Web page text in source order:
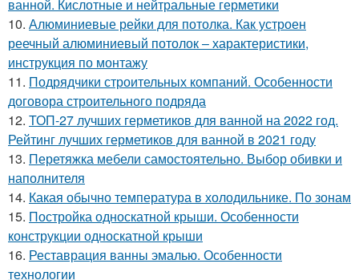
ванной. Кислотные и нейтральные герметики
10. Алюминиевые рейки для потолка. Как устроен
реечный алюминиевый потолок – характеристики,
инструкция по монтажу
11. Подрядчики строительных компаний. Особенности
договора строительного подряда
12. ТОП-27 лучших герметиков для ванной на 2022 год.
Рейтинг лучших герметиков для ванной в 2021 году
13. Перетяжка мебели самостоятельно. Выбор обивки и
наполнителя
14. Какая обычно температура в холодильнике. По зонам
15. Постройка односкатной крыши. Особенности
конструкции односкатной крыши
16. Реставрация ванны эмалью. Особенности
технологии